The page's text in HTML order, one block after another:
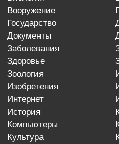
вооружение
государство
документы
заболевания
здоровье
зоология
изобретения
интернет
история
компьютеры
культура